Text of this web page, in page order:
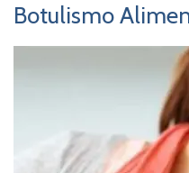
Botulismo